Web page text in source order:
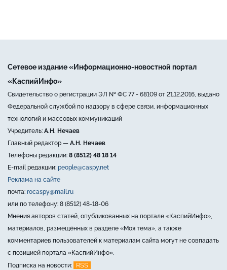
Сетевое издание «Информационно-новостной портал
«КаспийИнфо»
Свидетельство о регистрации ЭЛ № ФС 77 - 68109 от 21.12.2016, выдано
Федеральной службой по надзору в сфере связи, информационных
технологий и массовых коммуникаций
Учредитель: А.Н. Нечаев
Главный редактор — А.Н. Нечаев
Телефоны редакции: 8 (8512) 48 18 14
E-mail редакции: people@caspy.net
Реклама на сайте
почта: rocaspy@mail.ru
или по телефону: 8 (8512) 48-18-06
Мнения авторов статей, опубликованных на портале «КаспийИнфо»,
материалов, размещённых в разделе «Моя тема», а также
комментариев пользователей к материалам сайта могут не совпадать
с позицией портала «КаспийИнфо».
Подписка на новости:
RSS